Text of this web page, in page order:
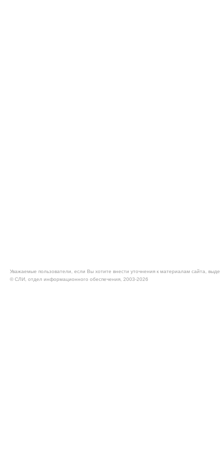
Уважаемые пользователи, если Вы хотите внести уточнения к материалам сайта,
© CЛИ, отдел информационного обеспечения, 2003-2026